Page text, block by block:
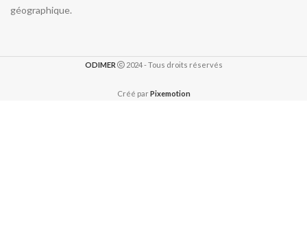
géographique.
ODIMER 2024 - Tous droits réservés
Créé parPixemotion